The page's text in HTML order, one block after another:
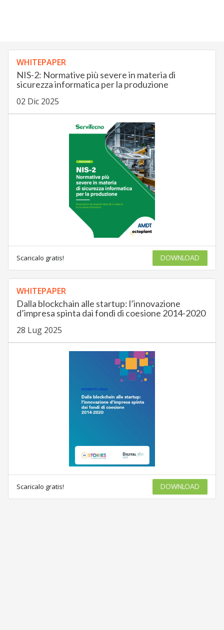
WHITEPAPER
NIS-2: Normative più severe in materia di
sicurezza informatica per la produzione
02 Dic 2025
Scaricalo gratis! DOWNLOAD
WHITEPAPER
Dalla blockchain alle startup: l’innovazione
d’impresa spinta dai fondi di coesione 2014-2020
28 Lug 2025
Scaricalo gratis! DOWNLOAD